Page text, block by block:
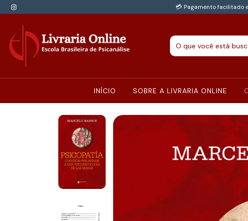
💳 Pagamento facilitado
INÍCIO SOBRE A LIVRARIA ONLINE